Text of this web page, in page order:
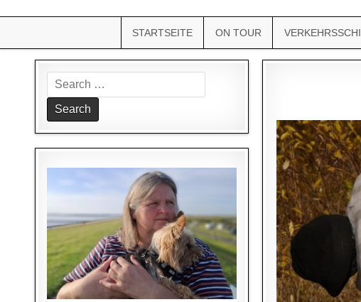
STARTSEITE ON TOUR
Search
for: